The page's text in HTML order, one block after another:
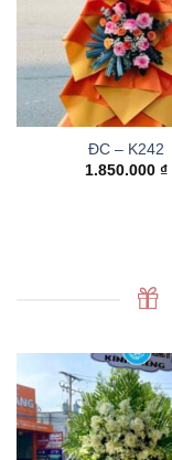
ĐC – K242
1.850.000 ₫